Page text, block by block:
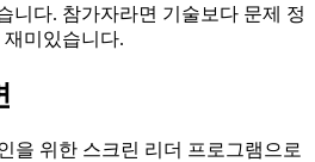
니다. 참가자라면 기술보다 문제 정
미있습니다.
을 위한 스크린 리더 프로그램으로